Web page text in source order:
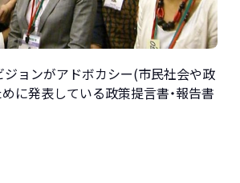
ジョンがアドボカシー(市民社会や政
に発表している政策提言書・報告書